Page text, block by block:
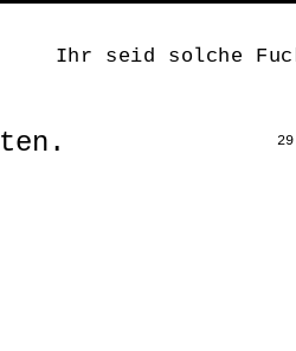
Ihr seid solche